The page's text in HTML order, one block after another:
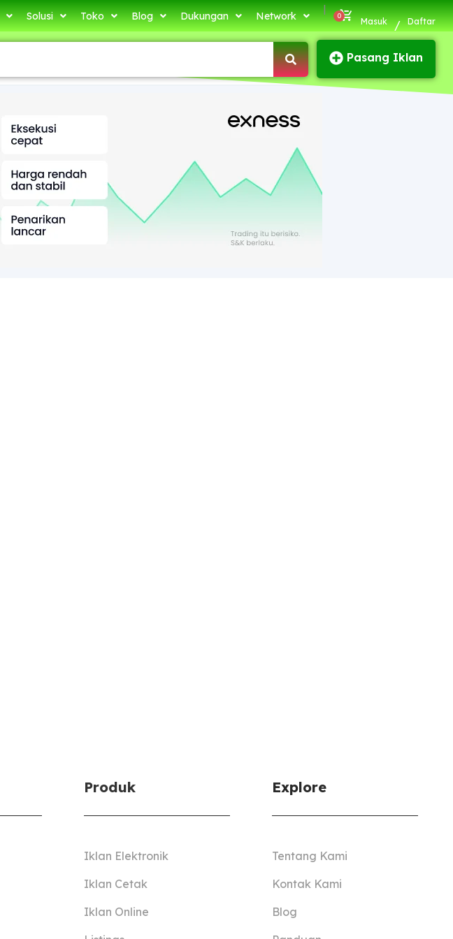
Solusi Toko Blog Dukungan Network
|
Masuk / Daftar
Pasang Iklan
Produk
Iklan Elektronik
Iklan Cetak
Iklan Online
Explore
Tentang Kami
Kontak Kami
Blog